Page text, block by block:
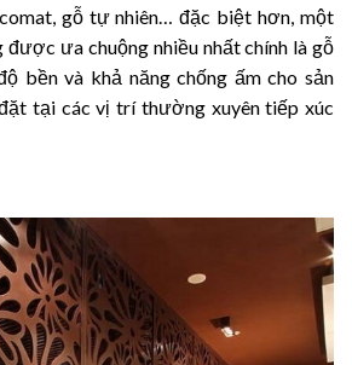
gỗ tự nhiên… đặc biệt hơn, một
được ưa chuộng nhiều nhất chính là gỗ
bền và khả năng chống ấm cho sản
tại các vị trí thường xuyên tiếp xúc